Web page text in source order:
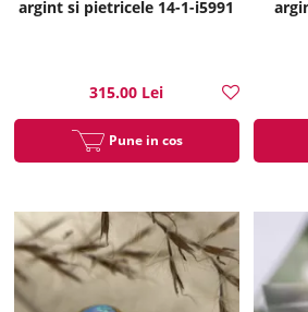
argint si pietricele 14-1-i5991
315.00 Lei
Pune in cos